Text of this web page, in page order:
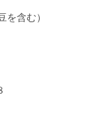
含む）